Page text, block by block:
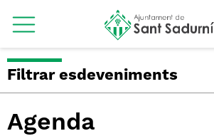
Filtrar esdeveniments
Agenda